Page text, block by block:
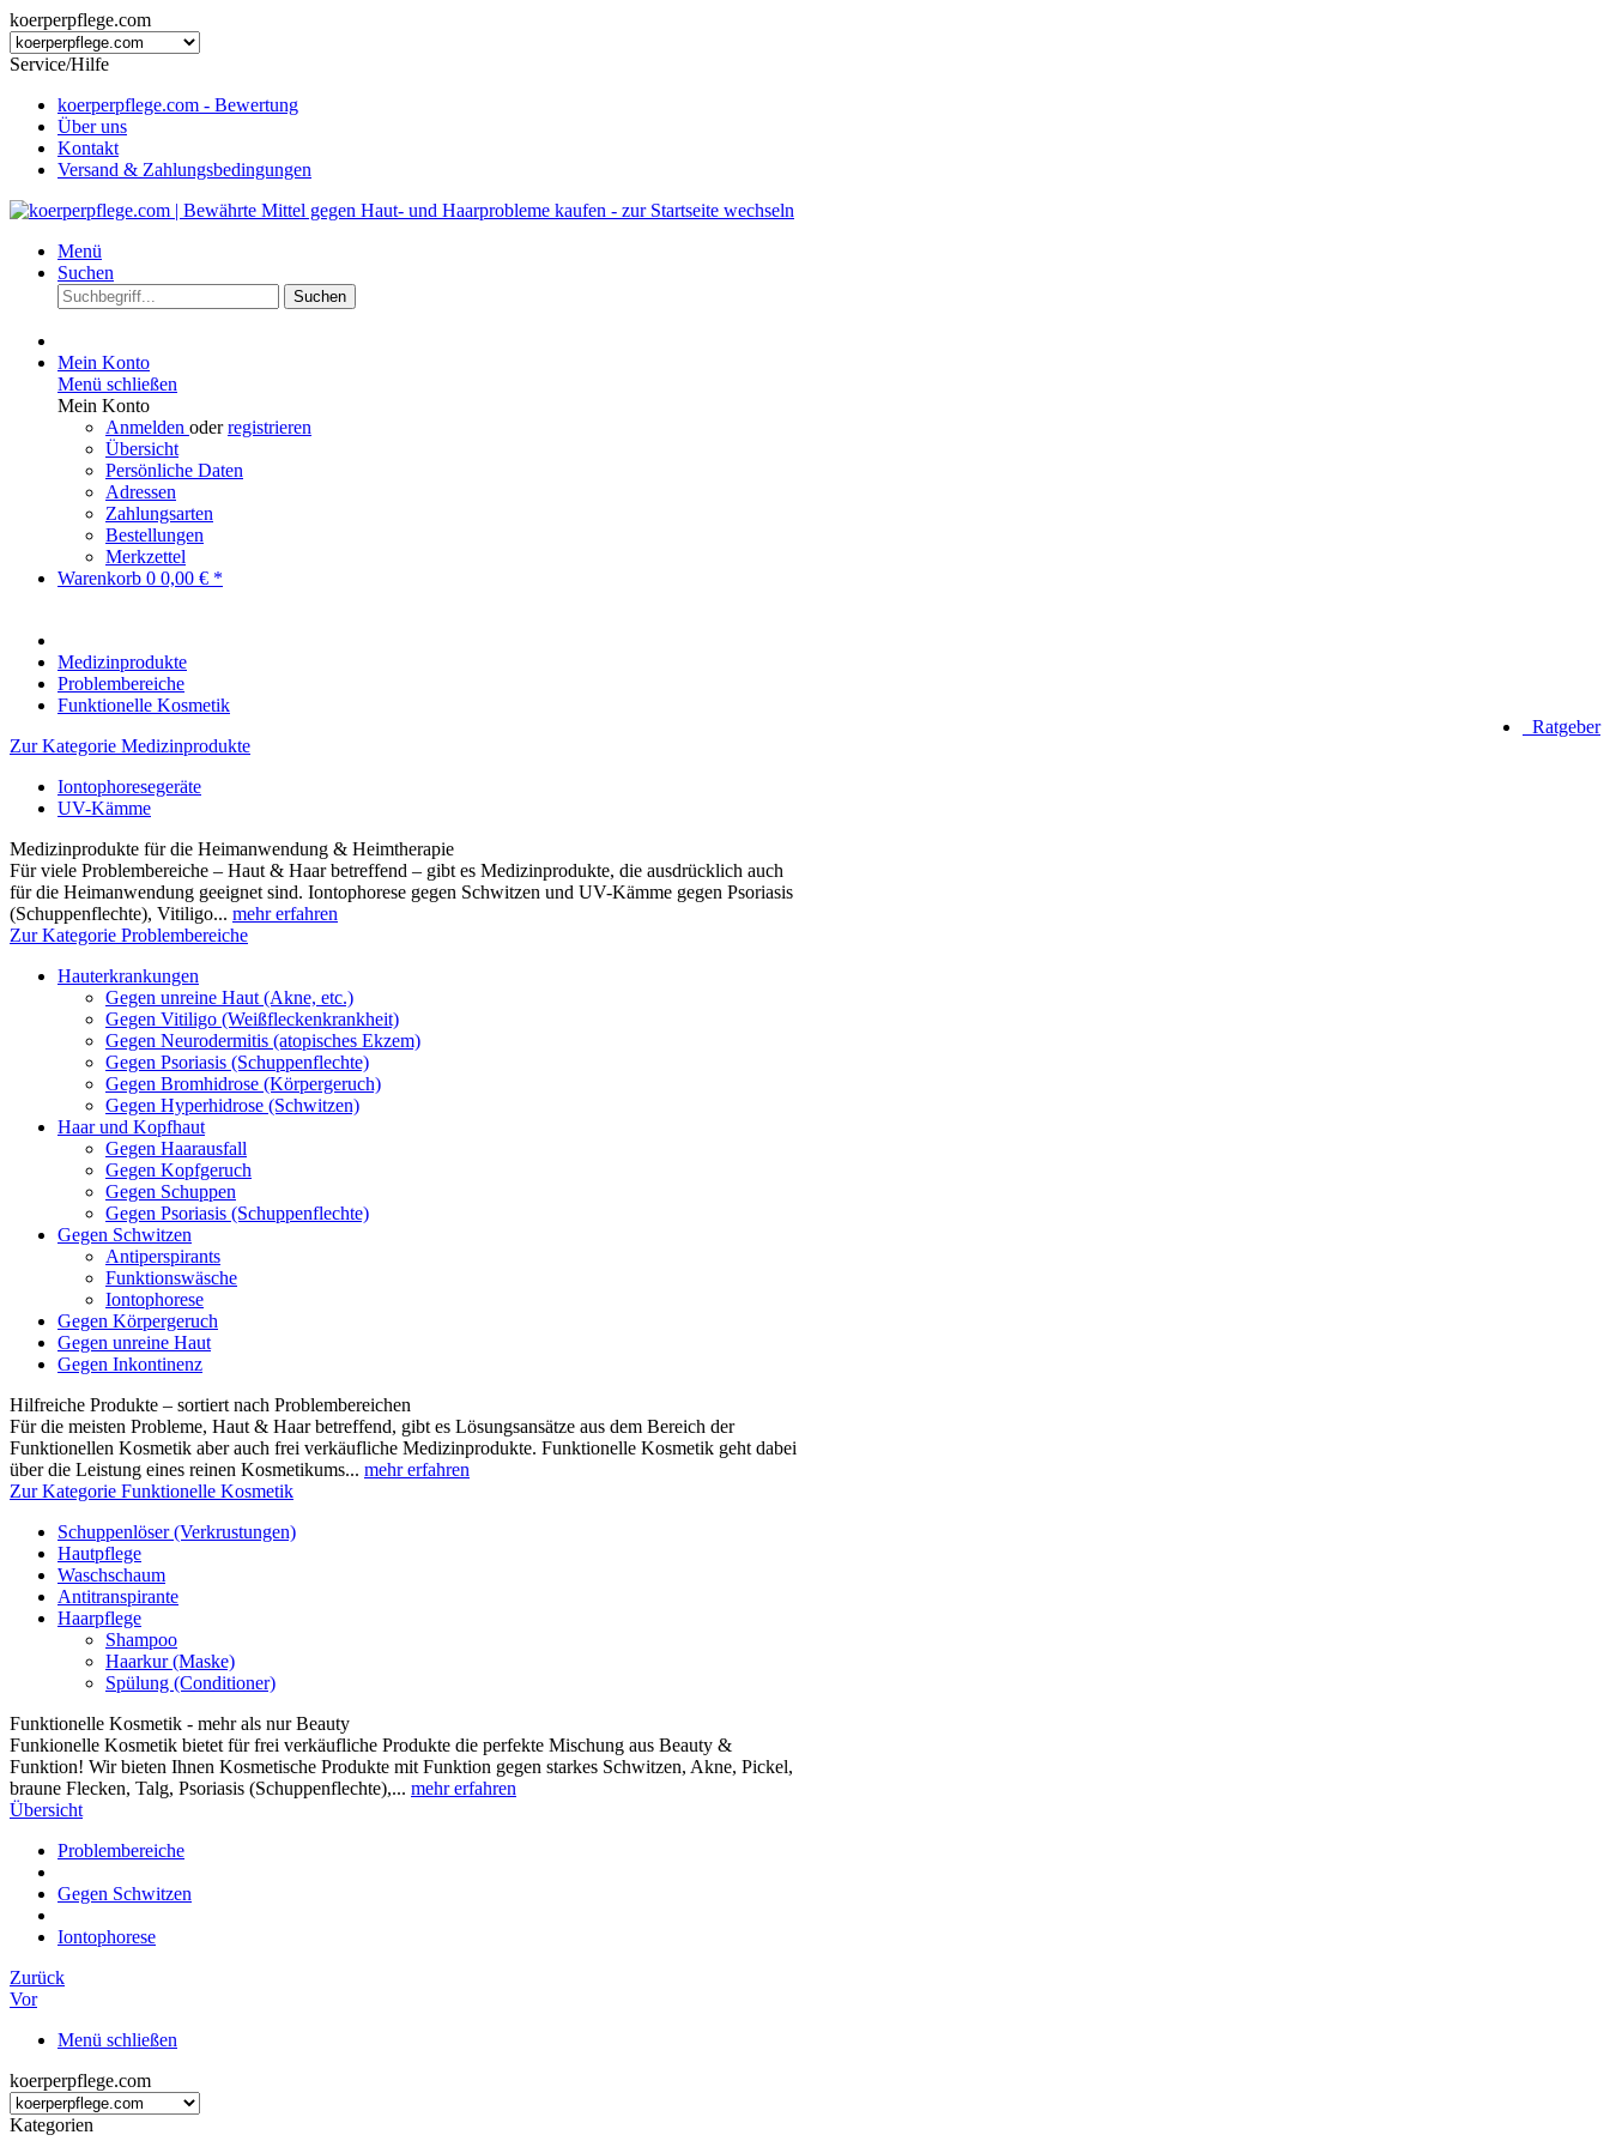
koerperpflege.com
Service/Hilfe
koerperpflege.com - Bewertung
Über uns
Kontakt
Versand & Zahlungsbedingungen
Menü
Suchen
Suchen
Mein Konto
Menü schließen
Mein Konto
Anmelden oderregistrieren
Übersicht
Persönliche Daten
Adressen
Zahlungsarten
Bestellungen
Merkzettel
Warenkorb 0 0,00 € *
Medizinprodukte
Problembereiche
Funktionelle Kosmetik
Ratgeber
Zur Kategorie Medizinprodukte
Iontophoresegeräte
UV-Kämme
Medizinprodukte für die Heimanwendung & Heimtherapie
Für viele Problembereiche – Haut & Haar betreffend – gibt es Medizinprodukte, die ausdrücklich auch
für die Heimanwendung geeignet sind. Iontophorese gegen Schwitzen und UV-Kämme gegen Psoriasis
(Schuppenflechte), Vitiligo... mehr erfahren
Zur Kategorie Problembereiche
Hauterkrankungen
Gegen unreine Haut (Akne, etc.)
Gegen Vitiligo (Weißfleckenkrankheit)
Gegen Neurodermitis (atopisches Ekzem)
Gegen Psoriasis (Schuppenflechte)
Gegen Bromhidrose (Körpergeruch)
Gegen Hyperhidrose (Schwitzen)
Haar und Kopfhaut
Gegen Haarausfall
Gegen Kopfgeruch
Gegen Schuppen
Gegen Psoriasis (Schuppenflechte)
Gegen Schwitzen
Antiperspirants
Funktionswäsche
Iontophorese
Gegen Körpergeruch
Gegen unreine Haut
Gegen Inkontinenz
Hilfreiche Produkte – sortiert nach Problembereichen
Für die meisten Probleme, Haut & Haar betreffend, gibt es Lösungsansätze aus dem Bereich der
Funktionellen Kosmetik aber auch frei verkäufliche Medizinprodukte. Funktionelle Kosmetik geht dabei
über die Leistung eines reinen Kosmetikums... mehr erfahren
Zur Kategorie Funktionelle Kosmetik
Schuppenlöser (Verkrustungen)
Hautpflege
Waschschaum
Antitranspirante
Haarpflege
Shampoo
Haarkur (Maske)
Spülung (Conditioner)
Funktionelle Kosmetik - mehr als nur Beauty
Funkionelle Kosmetik bietet für frei verkäufliche Produkte die perfekte Mischung aus Beauty &
Funktion! Wir bieten Ihnen Kosmetische Produkte mit Funktion gegen starkes Schwitzen, Akne, Pickel,
braune Flecken, Talg, Psoriasis (Schuppenflechte),... mehr erfahren
Übersicht
Problembereiche
Gegen Schwitzen
Iontophorese
Zurück
Vor
Menü schließen
koerperpflege.com
Kategorien